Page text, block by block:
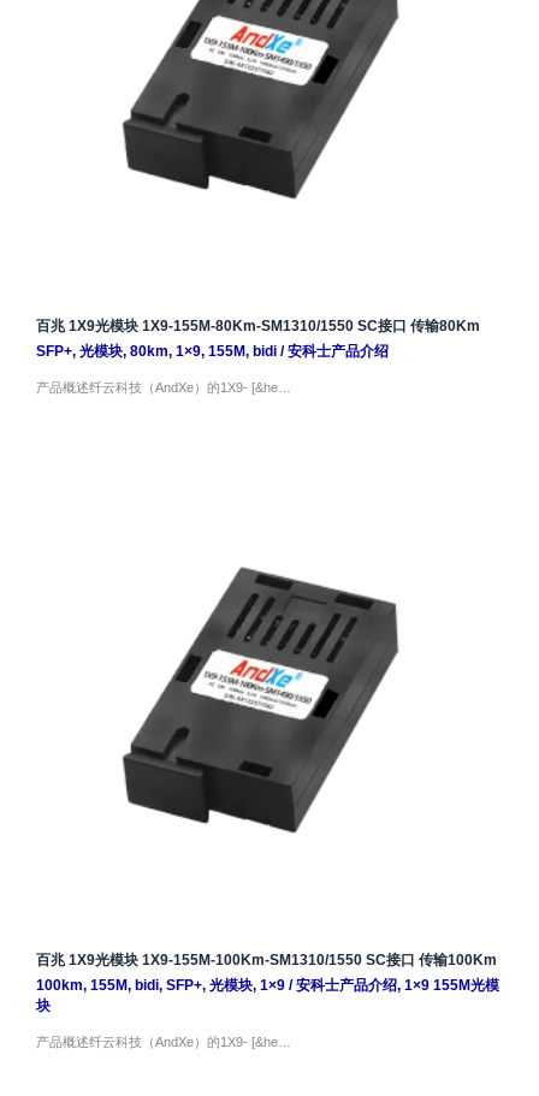
百兆 1X9光模块 1X9-155M-80Km-SM1310/1550 SC接口 传输80Km
SFP+, 光模块, 80km, 1×9, 155M, bidi/安科士产品介绍
产品概述纤云科技（AndXe）的1X9- [&he…
百兆 1X9光模块 1X9-155M-100Km-SM1310/1550 SC接口 传输100Km
100km, 155M, bidi, SFP+, 光模块, 1×9/安科士产品介绍, 1×9 155M光模
块
产品概述纤云科技（AndXe）的1X9- [&he…